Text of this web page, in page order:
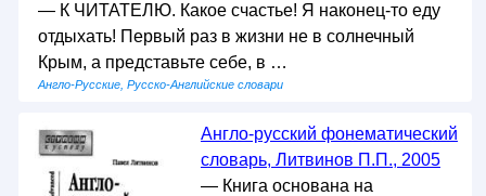
— К ЧИТАТЕЛЮ. Какое счастье! Я наконец-то еду
отдыхать! Первый раз в жизни не в солнечный
Крым, а представьте себе, в …
Англо-Русские, Русско-Английские словари
Англо-русский фонематический
словарь, Литвинов П.П., 2005
— Книга основана на